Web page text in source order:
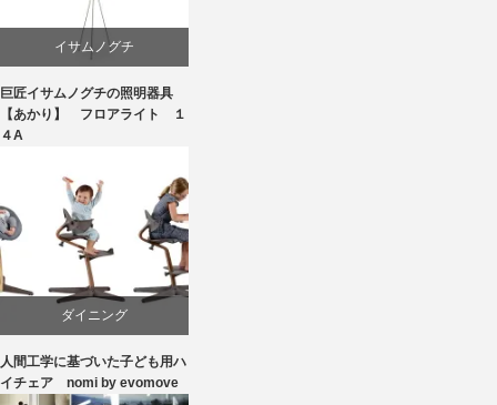
イサムノグチ
国産
巨匠イサムノグチの照明器具
【あかり】 フロアライト １
４A
ダイニング
ピーター・オブスヴィック
人間工学に基づいた子ども用ハ
イチェア nomi by evomove